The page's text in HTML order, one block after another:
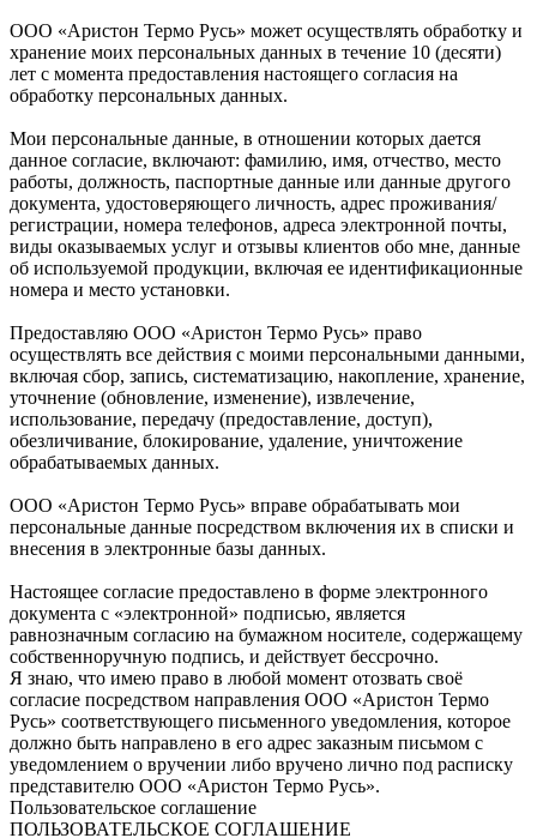
ООО «Аристон Термо Русь» может осуществлять обработку и
хранение моих персональных данных в течение 10 (десяти)
лет с момента предоставления настоящего согласия на
обработку персональных данных.
Мои персональные данные, в отношении которых дается
данное согласие, включают: фамилию, имя, отчество, место
работы, должность, паспортные данные или данные другого
документа, удостоверяющего личность, адрес проживания/
регистрации, номера телефонов, адреса электронной почты,
виды оказываемых услуг и отзывы клиентов обо мне, данные
об используемой продукции, включая ее идентификационные
номера и место установки.
Предоставляю ООО «Аристон Термо Русь» право
осуществлять все действия с моими персональными данными,
включая сбор, запись, систематизацию, накопление, хранение,
уточнение (обновление, изменение), извлечение,
использование, передачу (предоставление, доступ),
обезличивание, блокирование, удаление, уничтожение
обрабатываемых данных.
ООО «Аристон Термо Русь» вправе обрабатывать мои
персональные данные посредством включения их в списки и
внесения в электронные базы данных.
Настоящее согласие предоставлено в форме электронного
документа с «электронной» подписью, является
равнозначным согласию на бумажном носителе, содержащему
собственноручную подпись, и действует бессрочно.
Я знаю, что имею право в любой момент отозвать своё
согласие посредством направления ООО «Аристон Термо
Русь» соответствующего письменного уведомления, которое
должно быть направлено в его адрес заказным письмом с
уведомлением о вручении либо вручено лично под расписку
представителю ООО «Аристон Термо Русь».
Пользовательское соглашение
ПОЛЬЗОВАТЕЛЬСКОЕ СОГЛАШЕНИЕ